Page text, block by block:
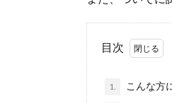
目次
1. こんな方